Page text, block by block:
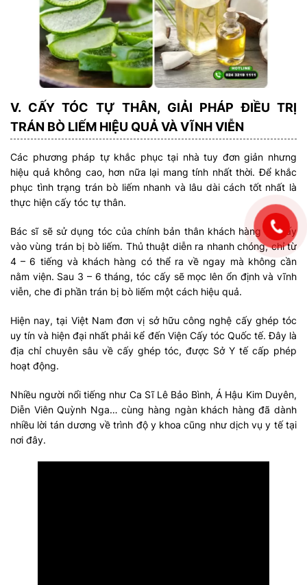
V. CẤY TÓC TỰ THÂN, GIẢI PHÁP ĐIỀU TRỊ
TRÁN BÒ LIẾM HIỆU QUẢ VÀ VĨNH VIỄN
Các phương pháp tự khắc phục tại nhà tuy đơn giản nhưng
hiệu quả không cao, hơn nữa lại mang tính nhất thời. Để khắc
phục tình trạng trán bò liếm nhanh và lâu dài cách tốt nhất là
thực hiện cấy tóc tự thân.
Bác sĩ sẽ sử dụng tóc của chính bản thân khách hàng để cấy
vào vùng trán bị bò liếm. Thủ thuật diễn ra nhanh chóng, chỉ từ
4 – 6 tiếng và khách hàng có thể ra về ngay mà không cần
nằm viện. Sau 3 – 6 tháng, tóc cấy sẽ mọc lên ổn định và vĩnh
viễn, che đi phần trán bị bò liếm một cách hiệu quả.
Hiện nay, tại Việt Nam đơn vị sở hữu công nghệ cấy ghép tóc
uy tín và hiện đại nhất phải kể đến Viện Cấy tóc Quốc tế. Đây là
địa chỉ chuyên sâu về cấy ghép tóc, được Sở Y tế cấp phép
hoạt động.
Nhiều người nổi tiếng như Ca Sĩ Lê Bảo Bình, Á Hậu Kim Duyên,
Diễn Viên Quỳnh Nga… cùng hàng ngàn khách hàng đã dành
nhiều lời tán dương về trình độ y khoa cũng như dịch vụ y tế tại
nơi đây.